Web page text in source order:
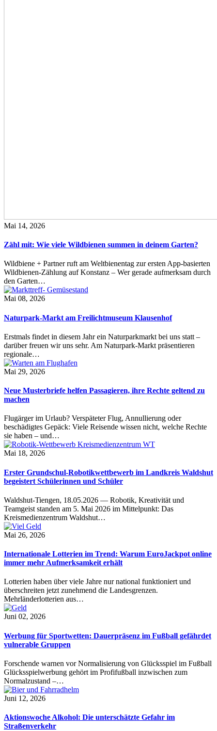
Mai 14, 2026
Zähl mit: Wie viele Wildbienen summen in deinem Garten?
Wildbiene + Partner ruft am Weltbienentag zur ersten App-basierten
Wildbienen-Zählung auf Konstanz – Wer gerade aufmerksam durch
den Garten…
Mai 08, 2026
Naturpark-Markt am Freilichtmuseum Klausenhof
Erstmals findet in diesem Jahr ein Naturparkmarkt bei uns statt –
darüber freuen wir uns sehr. Am Naturpark-Markt präsentieren
regionale…
Mai 29, 2026
Neue Musterbriefe helfen Passagieren, ihre Rechte geltend zu
machen
Flugärger im Urlaub? Verspäteter Flug, Annullierung oder
beschädigtes Gepäck: Viele Reisende wissen nicht, welche Rechte
sie haben – und…
Mai 18, 2026
Erster Grundschul-Robotikwettbewerb im Landkreis Waldshut
begeistert Schülerinnen und Schüler
Waldshut-Tiengen, 18.05.2026 — Robotik, Kreativität und
Teamgeist standen am 5. Mai 2026 im Mittelpunkt: Das
Kreismedienzentrum Waldshut…
Mai 26, 2026
Internationale Lotterien im Trend: Warum EuroJackpot online
immer mehr Aufmerksamkeit erhält
Lotterien haben über viele Jahre nur national funktioniert und
überschreiten jetzt zunehmend die Landesgrenzen.
Mehrländerlotterien aus…
Juni 02, 2026
Werbung für Sportwetten: Dauerpräsenz im Fußball gefährdet
vulnerable Gruppen
Forschende warnen vor Normalisierung von Glücksspiel im Fußball
Glücksspielwerbung gehört im Profifußball inzwischen zum
Normalzustand –…
Juni 12, 2026
Aktionswoche Alkohol: Die unterschätzte Gefahr im
Straßenverkehr